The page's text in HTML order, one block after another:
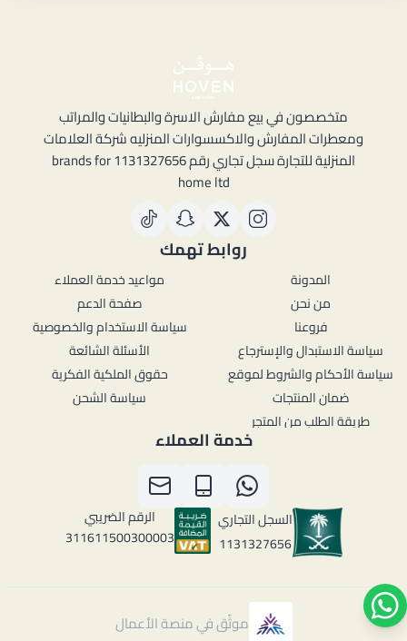
متخصصون في بيع مفارش الاسرة والبطانيات والمراتب
ومعطرات المفارش والاكسسوارات المنزليه شركة العلامات
المنزلية للتجارة سجل تجاري رقم 1131327656 brands for
home ltd
روابط تهمك
المدونة
من نحن
فروعنا
سياسة الاستبدال والإسترجاع
سياسة الأحكام والشروط لموقع
ضمان المنتجات
طريقة الطلب من المتجر
مواعيد خدمة العملاء
صفحة الدعم
سياسة الاستخدام والخصوصية
الأسئلة الشائعة
حقوق الملكية الفكرية
سياسة الشحن
خدمة العملاء
السجل التجاري
1131327656
الرقم الضريبي
311611500300003
موثّق في منصة الأعمال